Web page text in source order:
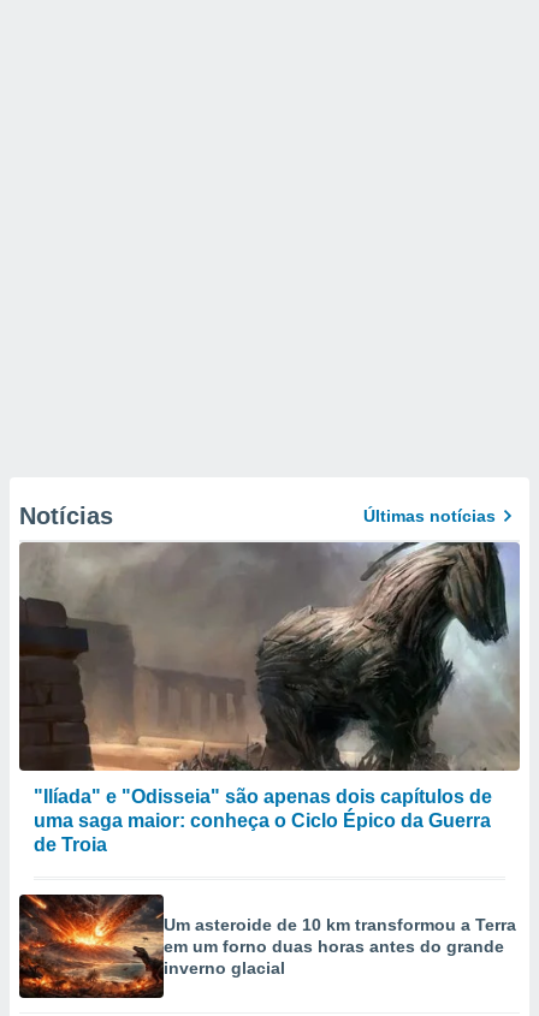
Notícias Últimas notícias
"Ilíada" e "Odisseia" são apenas dois capítulos de
uma saga maior: conheça o Ciclo Épico da Guerra
de Troia
Um asteroide de 10 km transformou a Terra
em um forno duas horas antes do grande
inverno glacial